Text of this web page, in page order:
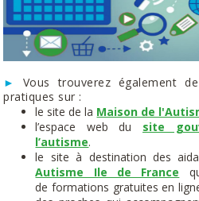
► Vous trouverez également
pratiques sur :
le site de la Maison de
l’espace web du site
l’autisme.
le site à destination des
Autisme Ile de France
de formations gratuites en